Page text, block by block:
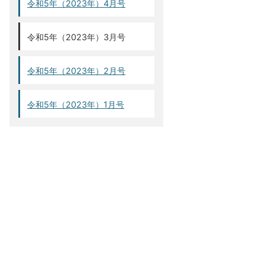
令和5年（2023年）4月号
令和5年（2023年）3月号
令和5年（2023年）2月号
令和5年（2023年）1月号